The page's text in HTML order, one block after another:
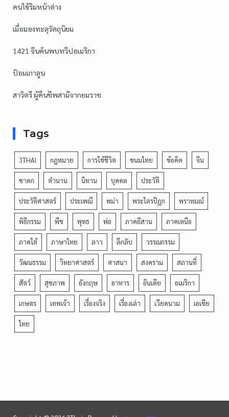
คนไข้ริมหน้าต่าง
เมื่อมองทะลุวัตถุนิยม
1421 จีนค้นพบทวีปอเมริกา
ป้อมเกาลูน
สาวิตรี ผู้คืนชีพสามีจากยมราช
Tags
3THAI กฎหมาย การใช้ชีวิต ขนมไทย ข้อคิด จีน
ชาดก ตำนาน นิทาน บุคคล ประวัติ
ประวัติศาสตร์ ประเพณี พม่า พระไตรปิฎก พราหมณ์
พิธีกรรม พืช พุทธ พ่อ ภาคอีสาน ภาคเหนือ
ภาคใต้ ภาษาไทย ลาว ลึกลับ วรรณกรรม
วัฒนธรรม วิทยาศาสตร์ ศาสนา สงคราม สถานที่
สัตว์ สุขภาพ อังกฤษ อาหาร อินเดีย อเมริกา
เกษตร เทพเจ้า เรื่องจริง เรื่องเล่า เวียดนาม เอเชีย
ไทย